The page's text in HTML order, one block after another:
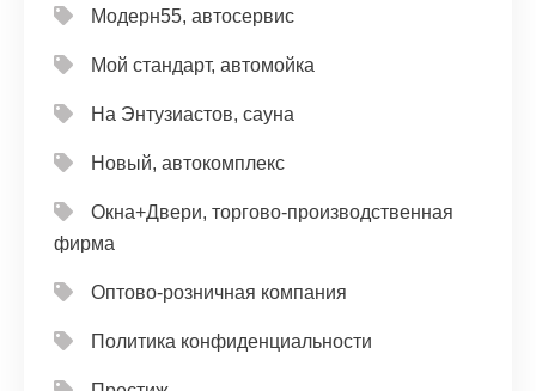
Модерн55, автосервис
Мой стандарт, автомойка
На Энтузиастов, сауна
Новый, автокомплекс
Окна+Двери, торгово-производственная
фирма
Оптово-розничная компания
Политика конфиденциальности